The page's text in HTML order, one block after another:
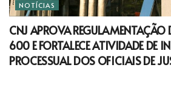
NOTÍCIAS
CNJ APROVA REGULAMENTAÇÃO
600 E FORTALECE ATIVIDADE DE
PROCESSUAL DOS OFICIAIS DE